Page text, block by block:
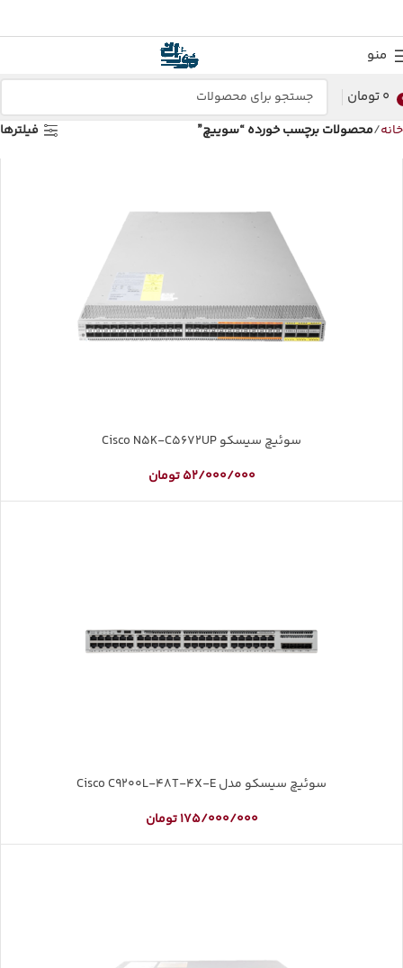
منو
0تومان
خانه محصولات برچسب خورده “سوییچ” فیلترها
سوئیچ سیسکو Cisco N5K-C5672UP
52/000/000 تومان
سوئیچ سیسکو مدل Cisco C9200L-48T-4X-E
175/000/000 تومان